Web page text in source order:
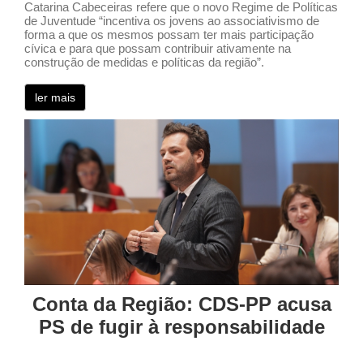
Catarina Cabeceiras refere que o novo Regime de Políticas
de Juventude “incentiva os jovens ao associativismo de
forma a que os mesmos possam ter mais participação
cívica e para que possam contribuir ativamente na
construção de medidas e políticas da região”.
ler mais
Conta da Região: CDS-PP acusa
PS de fugir à responsabilidade